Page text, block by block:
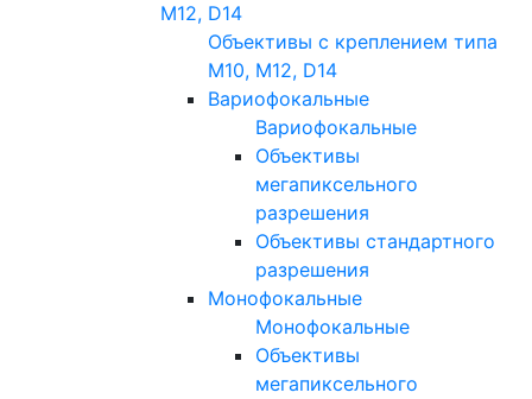
M12, D14
Объективы с креплением типа
M10, M12, D14
Вариофокальные
Вариофокальные
Объективы
мегапиксельного
разрешения
Объективы стандартного
разрешения
Монофокальные
Монофокальные
Объективы
мегапиксельного